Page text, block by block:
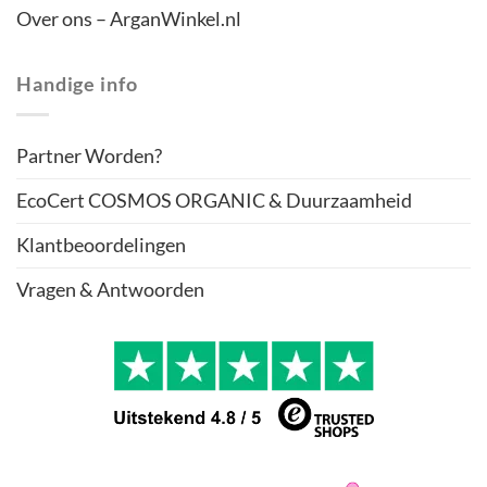
Over ons – ArganWinkel.nl
Handige info
Partner Worden?
EcoCert COSMOS ORGANIC & Duurzaamheid
Klantbeoordelingen
Vragen & Antwoorden